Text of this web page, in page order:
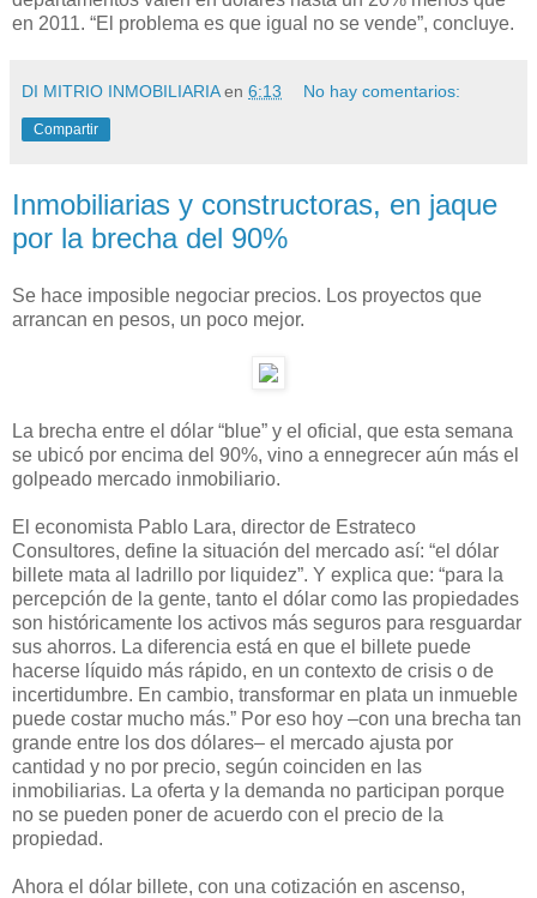
en 2011. “El problema es que igual no se vende”, concluye.
DI MITRIO INMOBILIARIA en 6:13 No hay comentarios:
Compartir
Inmobiliarias y constructoras, en jaque
por la brecha del 90%
Se hace imposible negociar precios. Los proyectos que
arrancan en pesos, un poco mejor.
La brecha entre el dólar “blue” y el oficial, que esta semana
se ubicó por encima del 90%, vino a ennegrecer aún más el
golpeado mercado inmobiliario.
El economista Pablo Lara, director de Estrateco
Consultores, define la situación del mercado así: “el dólar
billete mata al ladrillo por liquidez”. Y explica que: “para la
percepción de la gente, tanto el dólar como las propiedades
son históricamente los activos más seguros para resguardar
sus ahorros. La diferencia está en que el billete puede
hacerse líquido más rápido, en un contexto de crisis o de
incertidumbre. En cambio, transformar en plata un inmueble
puede costar mucho más.” Por eso hoy –con una brecha tan
grande entre los dos dólares– el mercado ajusta por
cantidad y no por precio, según coinciden en las
inmobiliarias. La oferta y la demanda no participan porque
no se pueden poner de acuerdo con el precio de la
propiedad.
Ahora el dólar billete, con una cotización en ascenso,